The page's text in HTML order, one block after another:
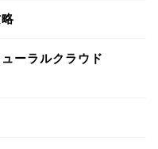
ーラルクラウド